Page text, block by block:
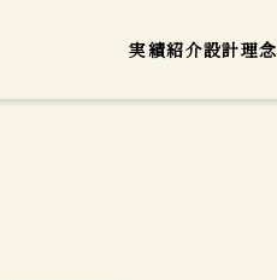
実績紹介設計理念